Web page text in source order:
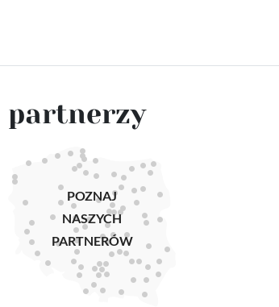
partnerzy
POZNAJ
NASZYCH
PARTNERÓW